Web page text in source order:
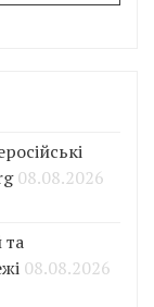
08.08.2026
та
08.08.2026